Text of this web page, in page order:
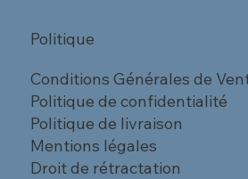
Politique
Conditions Générales de
Politique de confidentialité
Politique de livraison
Mentions légales
Droit de rétractation